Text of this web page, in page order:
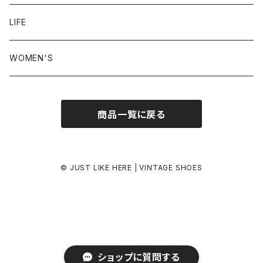
ショップに質問する
24.5-25.0 cm
25.0-25.5 cm
26.0-26.5 cm
26.5-27.0 cm
LIFE
WOMEN'S
商品一覧に戻る
© JUST LIKE HERE | VINTAGE SHOES